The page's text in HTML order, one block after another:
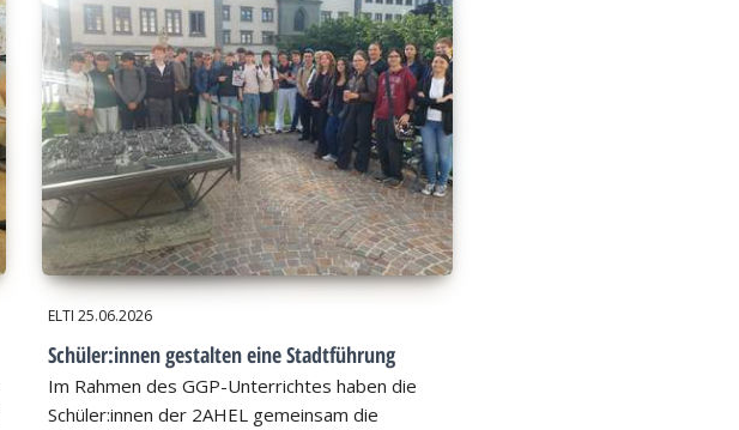
ELTI 25.06.2026
Schüler:innen gestalten eine Stadtführung
Im Rahmen des GGP-Unterrichtes haben die
Schüler:innen der 2AHEL gemeinsam die